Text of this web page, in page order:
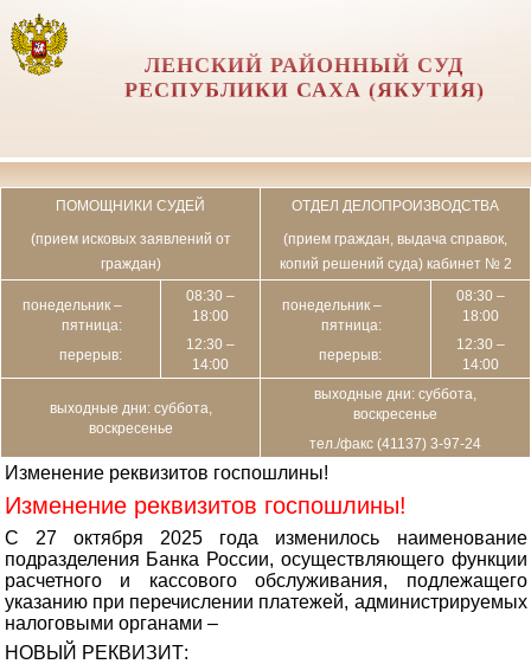
ЛЕНСКИЙ РАЙОННЫЙ СУД
РЕСПУБЛИКИ САХА (ЯКУТИЯ)
ПОМОЩНИКИ СУДЕЙ
(прием исковых заявлений от
граждан)
ОТДЕЛ ДЕЛОПРОИЗВОДСТВА
(прием граждан, выдача справок,
копий решений суда) кабинет № 2
понедельник –
пятница:
перерыв:
08:30 –
18:00
12:30 –
14:00
понедельник –
пятница:
перерыв:
08:30 –
18:00
12:30 –
14:00
выходные дни: суббота,
воскресенье
выходные дни: суббота,
воскресенье
тел./факс (41137) 3-97-24
Изменение реквизитов госпошлины!
Изменение реквизитов госпошлины!
С 27 октября 2025 года изменилось наименование
подразделения Банка России, осуществляющего функции
расчетного и кассового обслуживания, подлежащего
указанию при перечислении платежей, администрируемых
налоговыми органами –
НОВЫЙ РЕКВИЗИТ: